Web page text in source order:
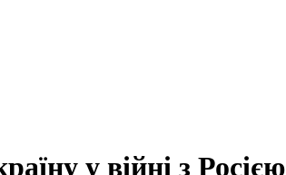
у війні з Росією